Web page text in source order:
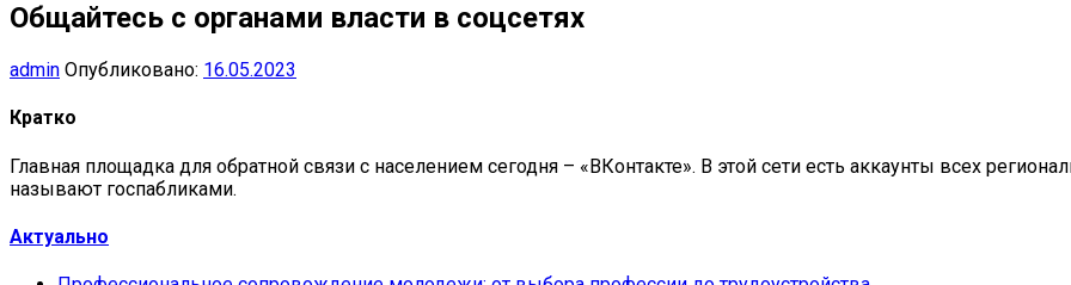
Общайтесь с органами власти в соцсетях
admin Опубликовано: 16.05.2023
Кратко
Главная площадка для обратной связи с населением сегодня – «ВКонтакте». В этой сети есть аккаунты всех
называют госпабликами.
Актуально